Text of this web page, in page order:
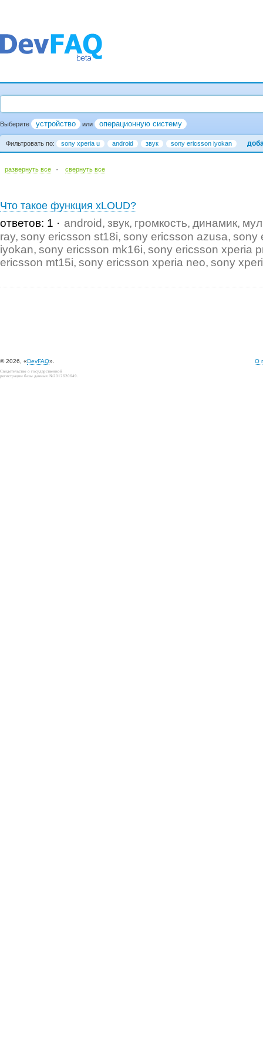
Выберите устройство или операционную систему
Фильтровать по: sony xperia u android звук sony ericsson iyokan
развернуть все · cвернуть все
Что такое функция xLOUD?
ответов: 1 android звук громкость динамик
ray sony ericsson st18i sony ericsson azusa sony
iyokan sony ericsson mk16i sony ericsson xperia
ericsson mt15i sony ericsson xperia neo sony
© 2026, «DevFAQ». О
Свидетельство о государственной
регистрации базы данных №2012620649.